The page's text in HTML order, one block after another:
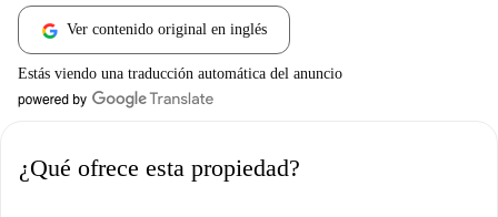
Ver contenido original en inglés
Estás viendo una traducción automática del anuncio
¿Qué ofrece esta propiedad?